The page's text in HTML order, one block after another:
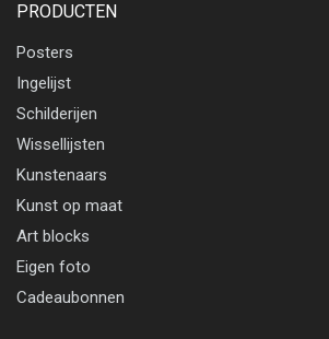
PRODUCTEN
Posters
Ingelijst
Schilderijen
Wissellijsten
Kunstenaars
Kunst op maat
Art blocks
Eigen foto
Cadeaubonnen